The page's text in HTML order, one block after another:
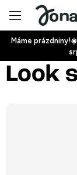
obsah
Máme
Look